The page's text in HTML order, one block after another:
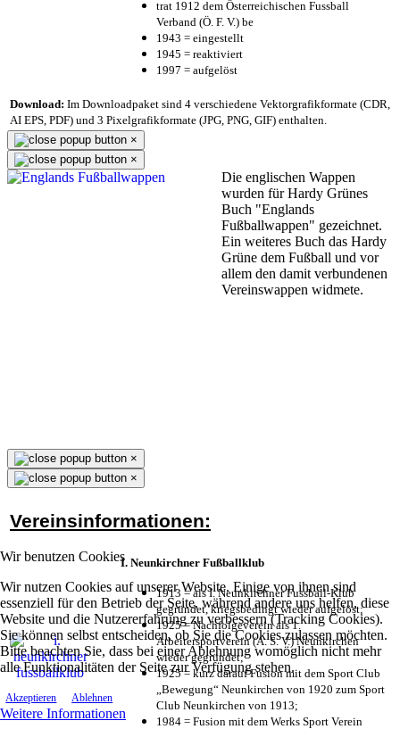
Wir benutzen Cookies
Wir nutzen Cookies auf unserer Website. Einige von ihnen sind
essenziell für den Betrieb der Seite, während andere uns helfen, diese
Website und die Nutzererfahrung zu verbessern (Tracking Cookies).
Sie können selbst entscheiden, ob Sie die Cookies zulassen möchten.
Bitte beachten Sie, dass bei einer Ablehnung womöglich nicht mehr
alle Funktionalitäten der Seite zur Verfügung stehen.
Akzeptieren Ablehnen
Weitere Informationen
trat 1912 dem Österreichischen Fussball
Verband (Ö. F. V.) be
1943 = eingestellt
1945 = reaktiviert
1997 = aufgelöst
Download: Im Downloadpaket sind 4 verschiedene Vektorgrafikformate (CDR,
AI EPS, PDF) und 3 Pixelgrafikformate (JPG, PNG, GIF) enthalten.
×
×
Die englischen Wappen
wurden für Hardy Grünes
Buch "Englands
Fußballwappen" gezeichnet.
Ein weiteres Buch das Hardy
Grüne dem Fußball und vor
allem den damit verbundenen
Vereinswappen widmete.
×
×
Vereinsinformationen:
I. Neunkirchner Fußballklub
1913 = als I. Neunkirchner Fussball-Klub
gegründet, kriegsbedingt wieder aufgelöst;
1925 = Nachfolgeverein als 1.
Arbeitersportverein (A. S. V.) Neunkirchen
wieder gegründet;
1925 = kurz darauf Fusion mit dem Sport Club
„Bewegung“ Neunkirchen von 1920 zum Sport
Club Neunkirchen von 1913;
1984 = Fusion mit dem Werks Sport Verein